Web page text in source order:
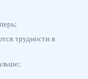
трудности в